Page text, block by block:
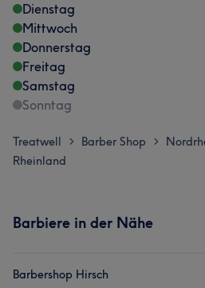
Dienstag
Mittwoch
Donnerstag
Freitag
Samstag
Sonntag
Treatwell > Barber Shop >
Rheinland
Barbiere in der Nähe
Barbershop Hirsch